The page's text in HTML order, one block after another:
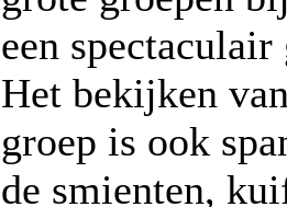
een
Het bekijken
groep is ook
de smienten,